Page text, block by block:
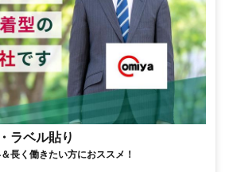
ラベル貼り
長く働きたい方におススメ！